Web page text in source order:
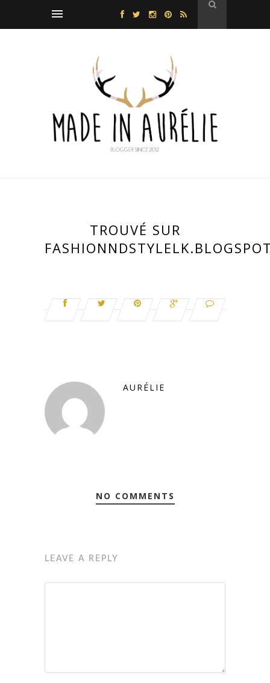
TROUVÉ SUR
AURÉLIE
NO COMMENTS
LEAVE A REPLY